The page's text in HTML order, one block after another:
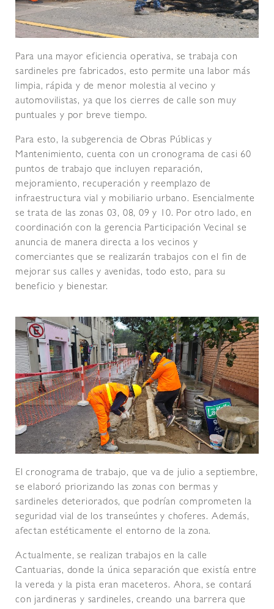
Para una mayor eficiencia operativa, se trabaja con
sardineles pre fabricados, esto permite una labor más
limpia, rápida y de menor molestia al vecino y
automovilistas, ya que los cierres de calle son muy
puntuales y por breve tiempo.
Para esto, la subgerencia de Obras Públicas y
Mantenimiento, cuenta con un cronograma de casi 60
puntos de trabajo que incluyen reparación,
mejoramiento, recuperación y reemplazo de
infraestructura vial y mobiliario urbano. Esencialmente
se trata de las zonas 03, 08, 09 y 10. Por otro lado, en
coordinación con la gerencia Participación Vecinal se
anuncia de manera directa a los vecinos y
comerciantes que se realizarán trabajos con el fin de
mejorar sus calles y avenidas, todo esto, para su
beneficio y bienestar.
El cronograma de trabajo, que va de julio a septiembre,
se elaboró priorizando las zonas con bermas y
sardineles deteriorados, que podrían comprometen la
seguridad vial de los transeúntes y choferes. Además,
afectan estéticamente el entorno de la zona.
Actualmente, se realizan trabajos en la calle
Cantuarias, donde la única separación que existía entre
la vereda y la pista eran maceteros. Ahora, se contará
con jardineras y sardineles, creando una barrera que